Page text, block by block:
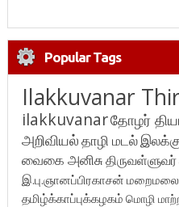
Popular Tags
Ilakkuvanar
ilakkuvanarதோழர்
அறிவியல்தாழி மடல்
வைகை அனிசுதிருவள்ளுவர்
இ.பு.ஞானப்பிரகாசன் மறைமலை
தமிழ்க்காப்புக்கழகம் மொழி